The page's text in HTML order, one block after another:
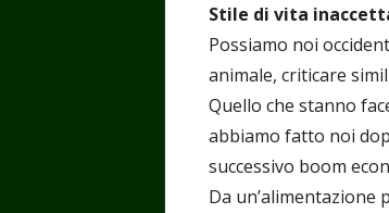
Stile di vita
Possiamo noi
animale, criticare
Quello che stanno
abbiamo fatto noi
successivo boom
Da un’alimentazione